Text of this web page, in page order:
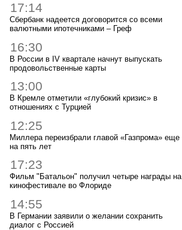
17:14
Сбербанк надеется договорится со всеми
валютными ипотечниками – Греф
16:30
В России в IV квартале начнут выпускать
продовольственные карты
13:00
В Кремле отметили «глубокий кризис» в
отношениях с Турцией
12:25
Миллера переизбрали главой «Газпрома» еще
на пять лет
17:23
Фильм "Батальон" получил четыре награды на
кинофестивале во Флориде
14:55
В Германии заявили о желании сохранить
диалог с Россией